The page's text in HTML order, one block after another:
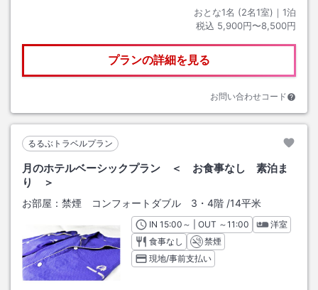
おとな1名 (2名1室)｜ 1泊
税込 5,900円〜8,500円
プランの詳細を見る
お問い合わせコード
るるぶトラベルプラン
月のホテルベーシックプラン ＜ お食事なし 素泊ま
り ＞
お部屋： 禁煙 コンフォートダブル 3・4階 /14平米
INチェックイン
15:00 ～ | OUT チェックアウト
～11:00
洋室
食事なし
禁煙
現地/事前支払い